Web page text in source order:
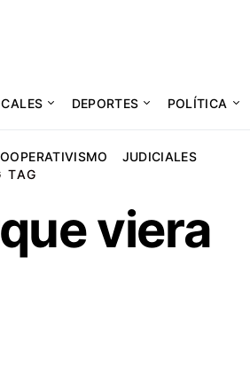
DEPORTES POLÍTICA
JUDICIALES
TAG
viera